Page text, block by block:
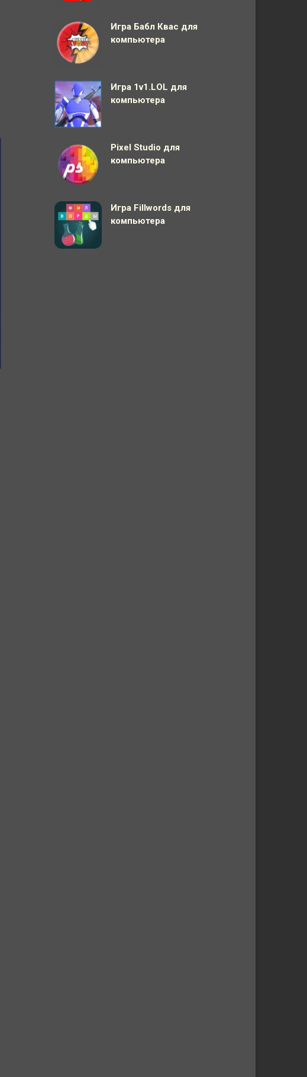
Игра Бабл Квас для
компьютера
Игра 1v1.LOL для
компьютера
Pixel Studio для
компьютера
Игра Fillwords для
компьютера